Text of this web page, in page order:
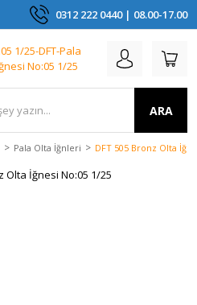
0312 222 0440 | 08.00-17.00
ARA
Pala Olta İğnleri DFT 505 Bronz Olta